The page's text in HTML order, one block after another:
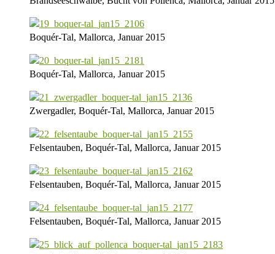
Boquér-Tal, Mallorca, Januar 2015
Boquér-Tal, Mallorca, Januar 2015
Zwergadler, Boquér-Tal, Mallorca, Januar 2015
Felsentauben, Boquér-Tal, Mallorca, Januar 2015
Felsentauben, Boquér-Tal, Mallorca, Januar 2015
Felsentauben, Boquér-Tal, Mallorca, Januar 2015